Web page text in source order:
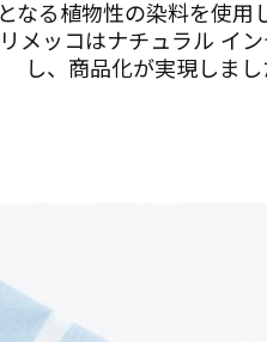
なる植物性の染料を使用
メッコはナチュラル イ
し、商品化が実現しまし